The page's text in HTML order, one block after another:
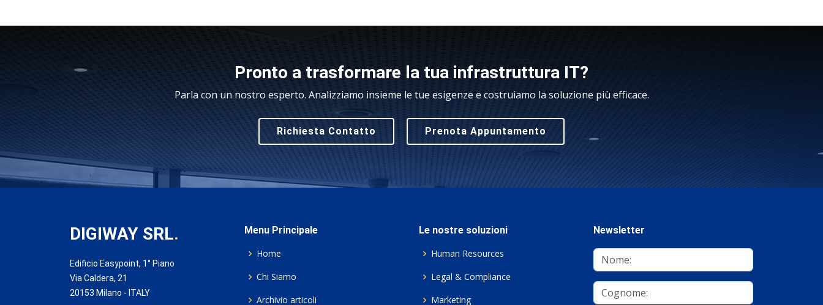
Pronto a trasformare la tua infrastruttura IT?
Parla con un nostro esperto. Analizziamo insieme le tue esigenze e costruiamo la soluzione più efficace.
Richiesta Contatto Prenota Appuntamento
DIGIWAY SRL.
Edificio Easypoint, 1° Piano
Via Caldera, 21
20153 Milano - ITALY
Menu Principale
Home
Chi Siamo
Archivio articoli
Le nostre soluzioni
Human Resources
Legal & Compliance
Marketing
Newsletter